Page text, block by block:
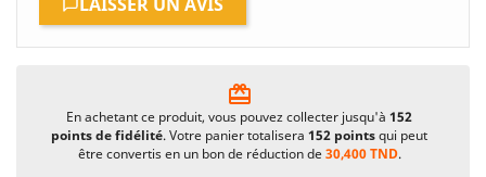
LAISSER UN AVIS
card_giftcard
En achetant ce produit, vous pouvez collecter jusqu'à 152
points de fidélité. Votre panier totalisera 152 pointsqui peut
être convertis en un bon de réduction de30,400 TND.